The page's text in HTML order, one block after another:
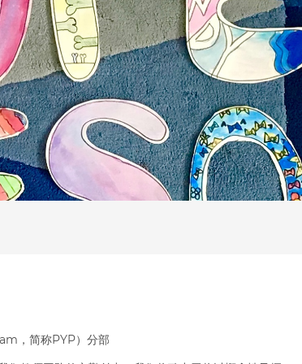
，简称PYP）分部